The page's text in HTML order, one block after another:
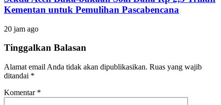
Kementan untuk Pemulihan Pascabencana
20 jam ago
Tinggalkan Balasan
Alamat email Anda tidak akan dipublikasikan. Ruas yang wajib
ditandai *
Komentar *